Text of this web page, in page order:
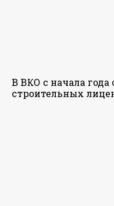
В ВКО с начала года
строительных